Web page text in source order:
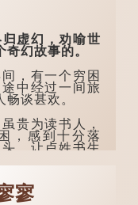
虚幻，劝喻世
幻故事的。
，有一个穷困
中经过一间旅
谈甚欢。
贵为读书人，
，感到十分落
，让卢姓书生
寥